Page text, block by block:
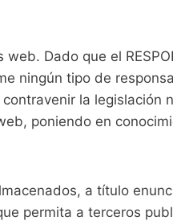
Dado que el
ningún tipo de
la legislación
poniendo en
a título
permita a terceros